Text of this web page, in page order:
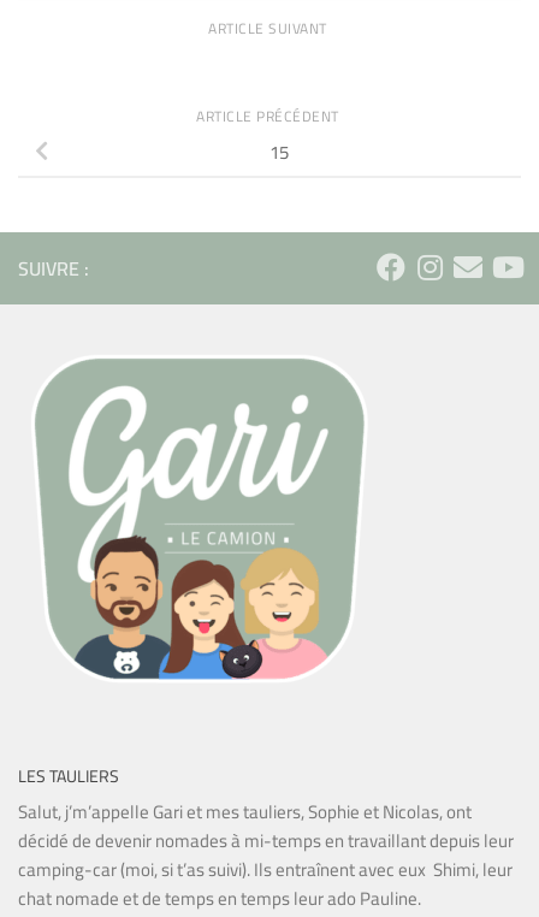
ARTICLE SUIVANT
ARTICLE PRÉCÉDENT
15
SUIVRE :
LES TAULIERS
Salut, j’m’appelle Gari et mes tauliers, Sophie et Nicolas, ont
décidé de devenir nomades à mi-temps en travaillant depuis leur
camping-car (moi, si t’as suivi). Ils entraînent avec eux Shimi, leur
chat nomade et de temps en temps leur ado Pauline.